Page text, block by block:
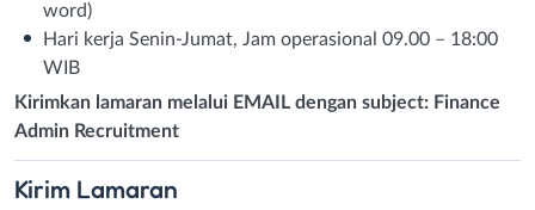
word)
Hari kerja Senin-Jumat, Jam operasional 09.00 – 18:00
WIB
Kirimkan lamaran melalui EMAIL dengan subject: Finance
Admin Recruitment
Kirim Lamaran